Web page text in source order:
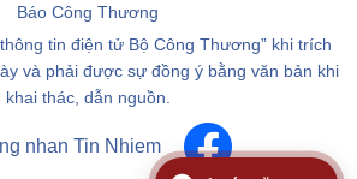
Báo Công Thương
tin điện tử Bộ Công Thương” khi trích
và phải được sự đồng ý bằng văn bản khi
khai thác, dẫn nguồn.